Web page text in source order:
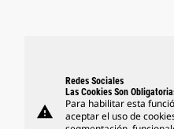
warning
Redes Sociales
Las Cookies Son
Para habilitar esta
aceptar el uso de